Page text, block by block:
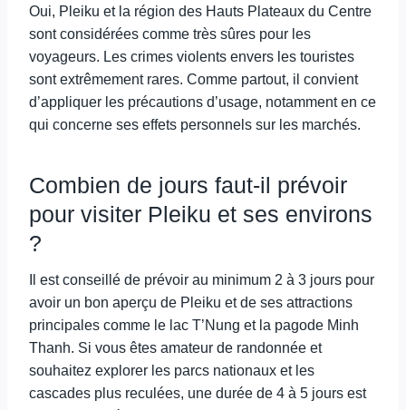
Oui, Pleiku et la région des Hauts Plateaux du Centre
sont considérées comme très sûres pour les
voyageurs. Les crimes violents envers les touristes
sont extrêmement rares. Comme partout, il convient
d’appliquer les précautions d’usage, notamment en ce
qui concerne ses effets personnels sur les marchés.
Combien de jours faut-il prévoir
pour visiter Pleiku et ses environs
?
Il est conseillé de prévoir au minimum 2 à 3 jours pour
avoir un bon aperçu de Pleiku et de ses attractions
principales comme le lac T’Nung et la pagode Minh
Thanh. Si vous êtes amateur de randonnée et
souhaitez explorer les parcs nationaux et les
cascades plus reculées, une durée de 4 à 5 jours est